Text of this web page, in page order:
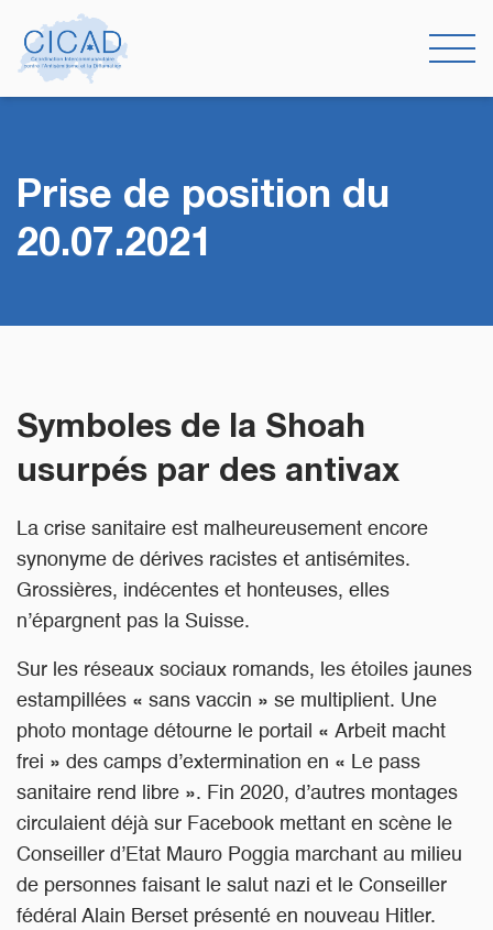
Prise de position du
20.07.2021
Symboles de la Shoah
usurpés par des antivax
La crise sanitaire est malheureusement encore
synonyme de dérives racistes et antisémites.
Grossières, indécentes et honteuses, elles
n’épargnent pas la Suisse.
Sur les réseaux sociaux romands, les étoiles jaunes
estampillées « sans vaccin » se multiplient. Une
photo montage détourne le portail « Arbeit macht
frei » des camps d’extermination en « Le pass
sanitaire rend libre ». Fin 2020, d’autres montages
circulaient déjà sur Facebook mettant en scène le
Conseiller d’Etat Mauro Poggia marchant au milieu
de personnes faisant le salut nazi et le Conseiller
fédéral Alain Berset présenté en nouveau Hitler.